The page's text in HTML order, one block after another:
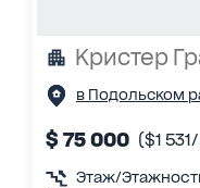
Кристер
в Подольском
$ 75 000 ($1
Этаж/